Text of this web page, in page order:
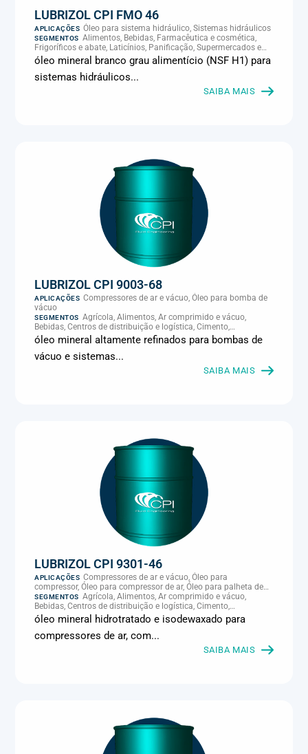
LUBRIZOL CPI FMO 46
APLICAÇÕES Óleo para sistema hidráulico, Sistemas hidráulicos
SEGMENTOS Alimentos, Bebidas, Farmacêutica e cosmética,
Frigoríficos e abate, Laticínios, Panificação, Supermercados e
refrigeração comercial
óleo mineral branco grau alimentício (NSF H1) para
sistemas hidráulicos...
SAIBA MAIS
LUBRIZOL CPI 9003-68
APLICAÇÕES Compressores de ar e vácuo, Óleo para bomba de
vácuo
SEGMENTOS Agrícola, Alimentos, Ar comprimido e vácuo,
Bebidas, Centros de distribuição e logística, Cimento,
Climatização e HVAC, Data center, Eletroeletrônica, Embalagens
e latas, Energia (geração), Eólico, Farmacêutica e cosmética,
Frigoríficos e abate, Laticínios, Madeira e móveis,
Metalmecânica, Metalurgia e fundição, Mineração, MRO e
manutenção industrial, Naval e portuário, Panificação, Papel e
óleo mineral altamente refinados para bombas de
vácuo e sistemas...
SAIBA MAIS
LUBRIZOL CPI 9301-46
APLICAÇÕES Compressores de ar e vácuo, Óleo para
compressor, Óleo para compressor de ar, Óleo para palheta de
compressor, Refrigeração, climatização e compressores
SEGMENTOS Agrícola, Alimentos, Ar comprimido e vácuo,
Bebidas, Centros de distribuição e logística, Cimento,
Climatização e HVAC, Data center, Eletroeletrônica, Embalagens
e latas, Energia (geração), Eólico, Farmacêutica e cosmética,
Frigoríficos e abate, Laticínios, Madeira e móveis,
Metalmecânica, Metalurgia e fundição, Mineração, MRO e
manutenção industrial, Naval e portuário, Panificação, Papel e
óleo mineral hidrotratado e isodewaxado para
compressores de ar, com...
SAIBA MAIS